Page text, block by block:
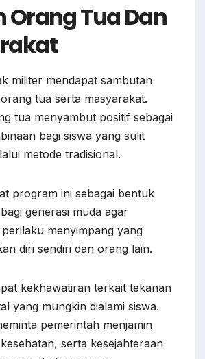
Orang Tua Dan
militer mendapat sambutan
tua serta masyarakat.
tua menyambut positif sebagai
bagi siswa yang sulit
metode tradisional.
program ini sebagai bentuk
generasi muda agar
menyimpang yang
diri sendiri dan orang lain.
kekhawatiran terkait tekanan
yang mungkin dialami siswa.
pemerintah menjamin
serta kesejahteraan